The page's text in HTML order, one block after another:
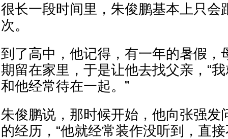
很长一段时间里，朱俊鹏基本上只会
次。
到了高中，他记得，有一年的暑假，
期留在家里，于是让他去找父亲，“
和他经常待在一起。”
朱俊鹏说，那时候开始，他向张强发
的经历，“他就经常装作没听到，直接